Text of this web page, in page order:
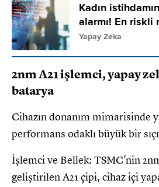
Kadın
alarmı! En riskli
Yapay Zeka
2nm A21 işlemci, yapay
batarya
Cihazın donanım mimarisinde
performans odaklı büyük bir
İşlemci ve Bellek: TSMC'nin
geliştirilen A21 çipi, cihaz içi